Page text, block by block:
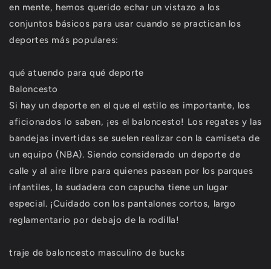
en mente, hemos querido echar un vistazo a los
conjuntos básicos para usar cuando se practican los
deportes más populares:
qué atuendo para qué deporte
Baloncesto
Si hay un deporte en el que el estilo es importante, los
aficionados lo saben, ¡es el baloncesto! Los regates y las
bandejas invertidas se suelen realizar con la camiseta de
un equipo (NBA). Siendo considerado un deporte de
calle y al aire libre para quienes pasean por los parques
infantiles, la sudadera con capucha tiene un lugar
especial. ¡Cuidado con los pantalones cortos, largo
reglamentario por debajo de la rodilla!
traje de baloncesto masculino de bucks